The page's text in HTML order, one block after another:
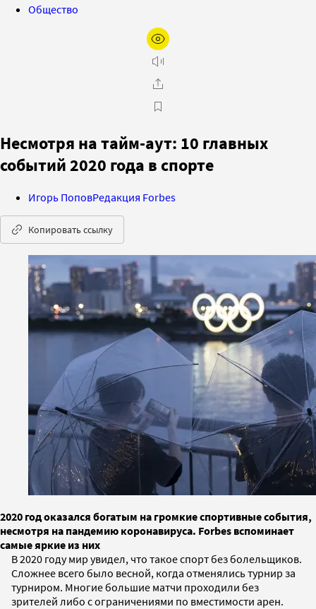
Общество
Несмотря на тайм-аут: 10 главных
событий 2020 года в спорте
Игорь ПоповРедакция Forbes
Копировать ссылку
2020 год оказался богатым на громкие спортивные события,
несмотря на пандемию коронавируса. Forbes вспоминает
самые яркие из них
В 2020 году мир увидел, что такое спорт без болельщиков.
Сложнее всего было весной, когда отменялись турнир за
турниром. Многие большие матчи проходили без
зрителей либо с ограничениями по вместимости арен.